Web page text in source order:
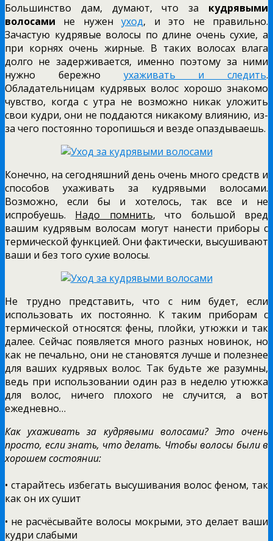
Большинство дам, думают, что за кудрявыми
волосами не нуженуход, и это не правильно.
Зачастую кудрявые волосы по длине очень сухие, а
при корнях очень жирные. В таких волосах влага
долго не задерживается, именно поэтому за ними
нужно бережно ухаживать и следить.
Обладательницам кудрявых волос хорошо знакомо
чувство, когда с утра не возможно никак уложить
свои кудри, они не поддаются никакому влиянию, из-
за чего постоянно торопишься и везде опаздываешь.
Конечно, на сегодняшний день очень много средств и
способов ухаживать за кудрявыми волосами.
Возможно, если бы и хотелось, так все и не
испробуешь. Надо помнить, что большой вред
вашим кудрявым волосам могут нанести приборы с
термической функцией. Они фактически, высушивают
ваши и без того сухие волосы.
Не трудно представить, что с ним будет, если
использовать их постоянно. К таким приборам с
термической относятся: фены, плойки, утюжки и так
далее. Сейчас появляется много разных новинок, но
как не печально, они не становятся лучше и полезнее
для ваших кудрявых волос. Так будьте же разумны,
ведь при использовании один раз в неделю утюжка
для волос, ничего плохого не случится, а вот
ежедневно…
Как ухаживать за кудрявыми волосами? Это очень
просто, если знать, что делать. Чтобы волосы были в
хорошем состоянии:
• старайтесь избегать высушивания волос феном, так
как он их сушит
• не расчёсывайте волосы мокрыми, это делает ваши
кудри слабыми